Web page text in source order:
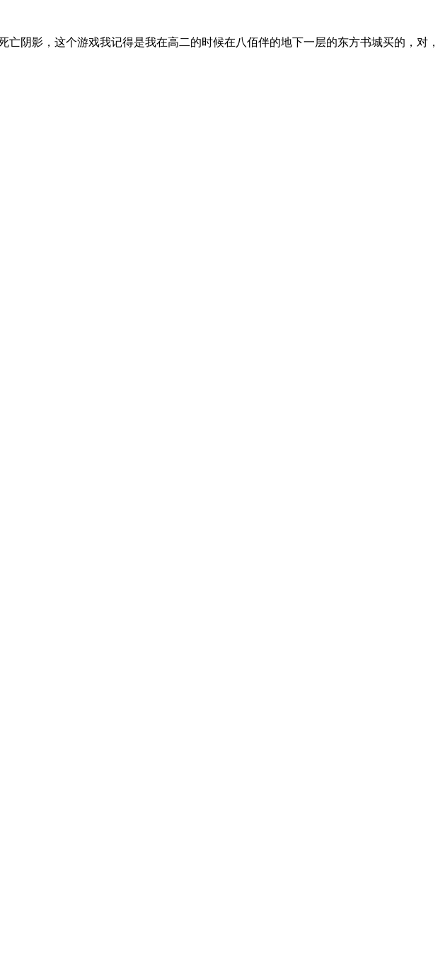
阴影，这个游戏我记得是我在高二的时候在八佰伴的地下一层的东方书城买的，对，